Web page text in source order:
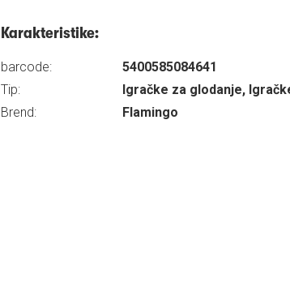
Karakteristike:
barcode:
5400585084641
Tip:
Igračke za glodanje,
Brend:
Flamingo